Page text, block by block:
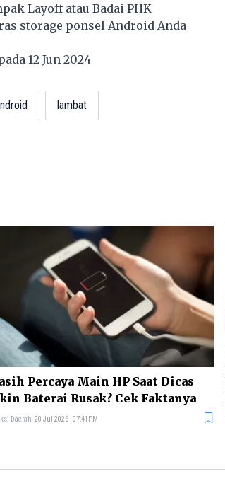
Layoff atau Badai PHK
storage ponsel Android Anda
12 Jun 2024
lambat
Percaya Main HP Saat Dicas
Baterai Rusak? Cek Faktanya
Daerah 20 Jul 2026 - 07:41PM